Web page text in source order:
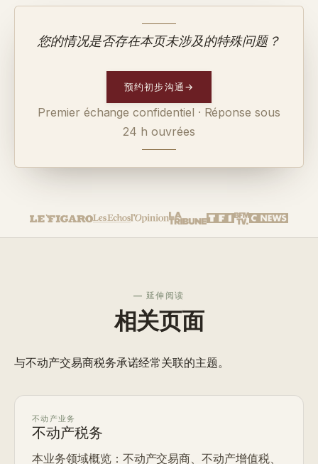
您的情况是否存在本页未涉及的特殊问题？
预约初步沟通→
Premier échange confidentiel · Réponse sous
24 h ouvrées
— 延伸阅读
相关页面
与不动产交易商税务承诺经常关联的主题。
不动产业务
不动产税务
本业务领域概览：不动产交易商、不动产增值税、